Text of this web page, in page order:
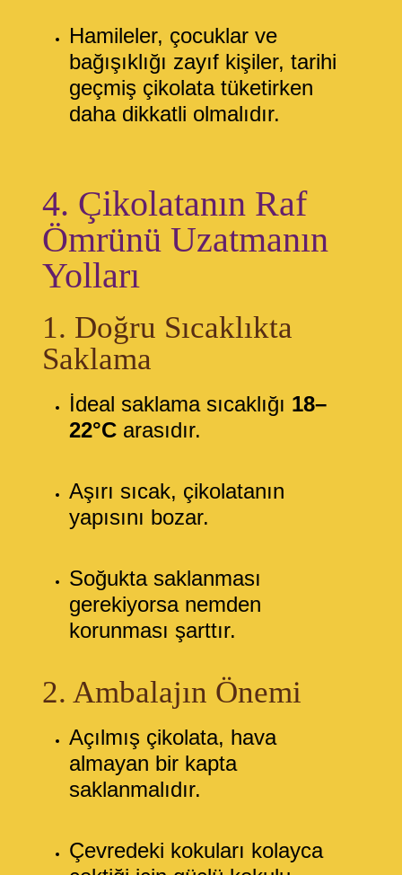
Hamileler, çocuklar ve
bağışıklığı zayıf kişiler, tarihi
geçmiş çikolata tüketirken
daha dikkatli olmalıdır.
4. Çikolatanın Raf
Ömrünü Uzatmanın
Yolları
1. Doğru Sıcaklıkta
Saklama
İdeal saklama sıcaklığı 18–
22°Carasıdır.
Aşırı sıcak, çikolatanın
yapısını bozar.
Soğukta saklanması
gerekiyorsa nemden
korunması şarttır.
2. Ambalajın Önemi
Açılmış çikolata, hava
almayan bir kapta
saklanmalıdır.
Çevredeki kokuları kolayca